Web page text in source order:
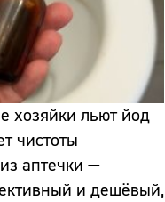
хозяйки льют йод
чистоты
аптечки —
и дешёвый,